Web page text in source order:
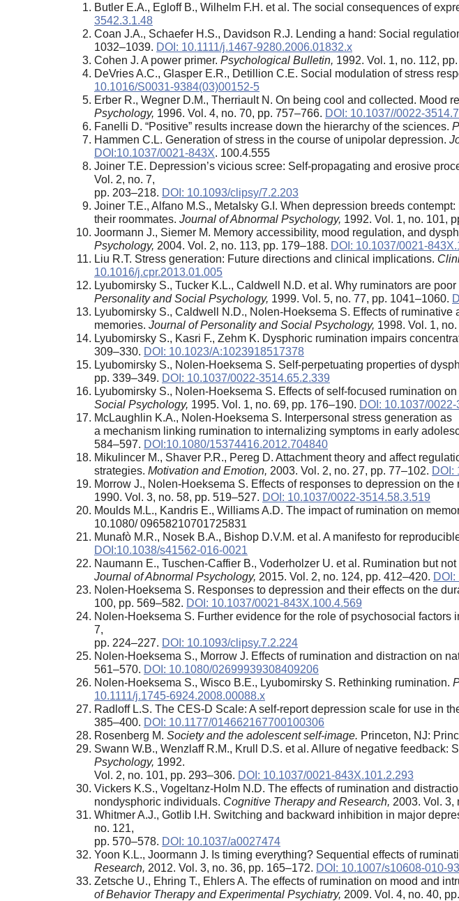
Butler E.A., Egloff B., Wilhelm F.H. et al. The social consequences of
3542.3.1.48
Coan J.A., Schaefer H.S., Davidson R.J. Lending a hand: Social
1032–1039. DOI: 10.1111/j.1467-9280.2006.01832.x
Cohen J. A power primer. Psychological Bulletin, 1992. Vol. 1, no. 112,
DeVries A.C., Glasper E.R., Detillion C.E. Social modulation of stress
10.1016/S0031-9384(03)00152-5
Erber R., Wegner D.M., Therriault N. On being cool and collected. Mood
Psychology, 1996. Vol. 4, no. 70, pp. 757–766. DOI: 10.1037//0022-
Fanelli D. “Positive” results increase down the hierarchy of the sciences.
Hammen C.L. Generation of stress in the course of unipolar depression.
DOI:10.1037/0021-843X. 100.4.555
Joiner T.E. Depression’s vicious scree: Self-propagating and erosive
Vol. 2, no. 7,
pp. 203–218. DOI: 10.1093/clipsy/7.2.203
Joiner T.E., Alfano M.S., Metalsky G.I. When depression breeds
their roommates. Journal of Abnormal Psychology, 1992. Vol. 1, no. 101,
Joormann J., Siemer M. Memory accessibility, mood regulation, and
Psychology, 2004. Vol. 2, no. 113, pp. 179–188. DOI: 10.1037/0021-
Liu R.T. Stress generation: Future directions and clinical implications.
10.1016/j.cpr.2013.01.005
Lyubomirsky S., Tucker K.L., Caldwell N.D. et al. Why ruminators are
Personality and Social Psychology, 1999. Vol. 5, no. 77, pp. 1041–1060.
Lyubomirsky S., Caldwell N.D., Nolen-Hoeksema S. Effects of
memories. Journal of Personality and Social Psychology, 1998. Vol. 1,
Lyubomirsky S., Kasri F., Zehm K. Dysphoric rumination impairs
309–330. DOI: 10.1023/A:1023918517378
Lyubomirsky S., Nolen-Hoeksema S. Self-perpetuating properties of
pp. 339–349. DOI: 10.1037/0022-3514.65.2.339
Lyubomirsky S., Nolen-Hoeksema S. Effects of self-focused rumination
Social Psychology, 1995. Vol. 1, no. 69, pp. 176–190. DOI: 10.1037/
McLaughlin K.A., Nolen-Hoeksema S. Interpersonal stress generation as
a mechanism linking rumination to internalizing symptoms in early
584–597. DOI:10.1080/15374416.2012.704840
Mikulincer M., Shaver P.R., Pereg D. Attachment theory and affect
strategies. Motivation and Emotion, 2003. Vol. 2, no. 27, pp. 77–102. DOI:
Morrow J., Nolen-Hoeksema S. Effects of responses to depression on
1990. Vol. 3, no. 58, pp. 519–527. DOI: 10.1037/0022-3514.58.3.519
Moulds M.L., Kandris E., Williams A.D. The impact of rumination on
10.1080/ 09658210701725831
Munafò M.R., Nosek B.A., Bishop D.V.M. et al. A manifesto for
DOI:10.1038/s41562-016-0021
Naumann E., Tuschen-Caffier B., Voderholzer U. et al. Rumination but
Journal of Abnormal Psychology, 2015. Vol. 2, no. 124, pp. 412–420.
Nolen-Hoeksema S. Responses to depression and their effects on the
100, pp. 569–582. DOI: 10.1037/0021-843X.100.4.569
Nolen-Hoeksema S. Further evidence for the role of psychosocial factors
7,
pp. 224–227. DOI: 10.1093/clipsy.7.2.224
Nolen-Hoeksema S., Morrow J. Effects of rumination and distraction on
561–570. DOI: 10.1080/02699939308409206
Nolen-Hoeksema S., Wisco B.E., Lyubomirsky S. Rethinking rumination.
10.1111/j.1745-6924.2008.00088.x
Radloff L.S. The CES-D Scale: A self-report depression scale for use in
385–400. DOI: 10.1177/014662167700100306
Rosenberg M. Society and the adolescent self-image. Princeton, NJ:
Swann W.B., Wenzlaff R.M., Krull D.S. et al. Allure of negative feedback:
Psychology, 1992.
Vol. 2, no. 101, pp. 293–306. DOI: 10.1037/0021-843X.101.2.293
Vickers K.S., Vogeltanz-Holm N.D. The effects of rumination and
nondysphoric individuals. Cognitive Therapy and Research, 2003. Vol. 3,
Whitmer A.J., Gotlib I.H. Switching and backward inhibition in major
no. 121,
pp. 570–578. DOI: 10.1037/a0027474
Yoon K.L., Joormann J. Is timing everything? Sequential effects of
Research, 2012. Vol. 3, no. 36, pp. 165–172. DOI: 10.1007/s10608-010-
Zetsche U., Ehring T., Ehlers A. The effects of rumination on mood and
of Behavior Therapy and Experimental Psychiatry, 2009. Vol. 4, no. 40,